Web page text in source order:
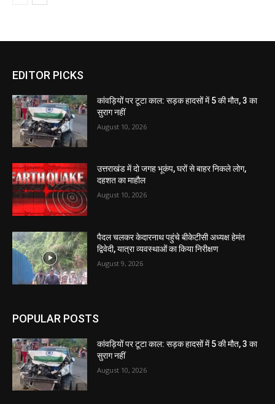
EDITOR PICKS
कांवड़ियों पर टूटा काल: सड़क हादसों में 5 की मौत, 3 का
सुराग नहीं
August 10, 2026
उत्तराखंड में दो जगह भूकंप, घरों से बाहर निकले लोग,
दहशत का माहौल
August 10, 2026
पैदल चलकर केदारनाथ पहुंचे बीकेटीसी अध्यक्ष हेमंत
द्विवेदी, यात्रा व्यवस्थाओं का किया निरीक्षण
August 9, 2026
POPULAR POSTS
कांवड़ियों पर टूटा काल: सड़क हादसों में 5 की मौत, 3 का
सुराग नहीं
August 10, 2026